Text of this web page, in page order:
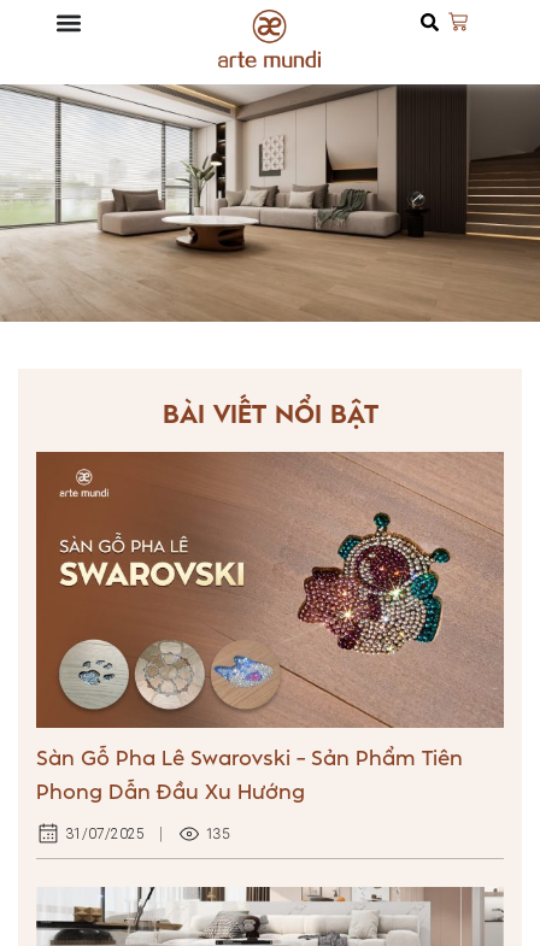
BÀI VIẾT NỔI BẬT
Sàn Gỗ Pha Lê Swarovski – Sản Phẩm Tiên
Phong Dẫn Đầu Xu Hướng
31/07/2025 135